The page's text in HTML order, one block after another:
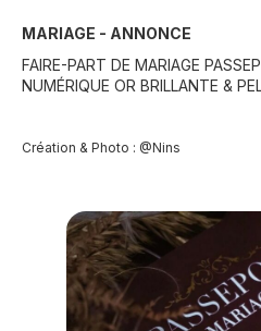
MARIAGE - ANNONCE
FAIRE-PART DE MARIAGE
NUMÉRIQUE OR BRILLANTE &
Création & Photo : @Nins